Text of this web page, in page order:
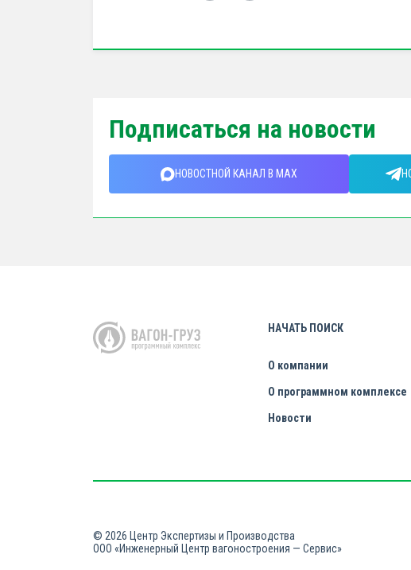
Подписаться на новости
НОВОСТНОЙ КАНАЛ В MAX
НАЧАТЬ ПОИСК
О компании
О программном комплексе
Новости
© 2026 Центр Экспертизы и Производства
ООО «Инженерный Центр вагоностроения — Сервис»